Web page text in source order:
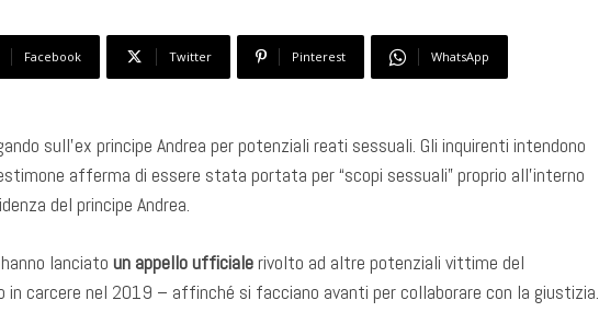
Facebook Twitter Pinterest WhatsApp
sull’ex principe Andrea per potenziali reati sessuali. Gli inquirenti intendono
afferma di essere stata portata per “scopi sessuali” proprio all’interno
del principe Andrea.
lanciato un appello ufficialerivolto ad altre potenziali vittime del
carcere nel 2019 – affinché si facciano avanti per collaborare con la giustizia.